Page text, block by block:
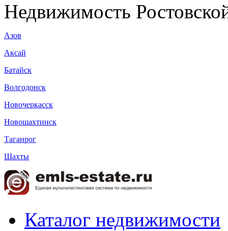
Недвижимость
Азов
Аксай
Батайск
Волгодонск
Новочеркасск
Новошахтинск
Таганрог
Шахты
Каталог недвижимости